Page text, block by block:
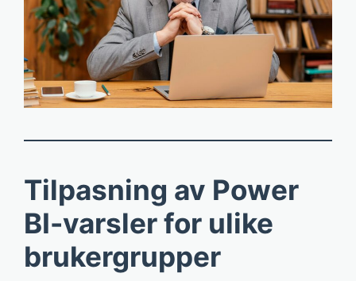
Tilpasning av Power
BI-varsler for ulike
brukergrupper